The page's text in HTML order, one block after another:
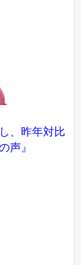
、昨年対比
声』